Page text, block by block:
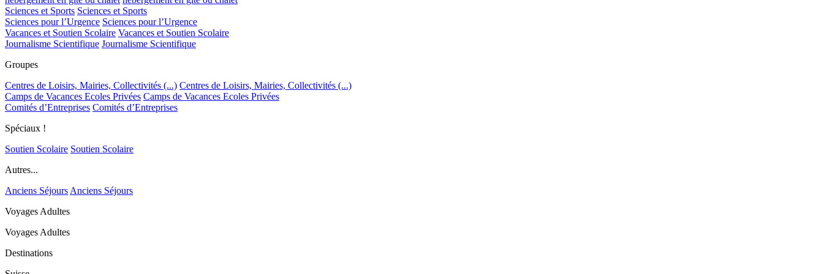
Sciences et Sports Sciences et Sports
Sciences pour l’Urgence Sciences pour l’Urgence
Vacances et Soutien Scolaire Vacances et Soutien Scolaire
Journalisme Scientifique Journalisme Scientifique
Groupes
Centres de Loisirs, Mairies, Collectivités (...) Centres de Loisirs, Mairies, Collectivités (...)
Camps de Vacances Ecoles Privées Camps de Vacances Ecoles Privées
Comités d’Entreprises Comités d’Entreprises
Spéciaux !
Soutien Scolaire Soutien Scolaire
Autres...
Anciens Séjours Anciens Séjours
Voyages Adultes
Voyages Adultes
Destinations